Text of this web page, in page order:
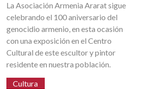
La Asociación Armenia Ararat sigue
celebrando el 100 aniversario del
genocidio armenio, en esta ocasión
con una exposición en el Centro
Cultural de este escultor y pintor
residente en nuestra población.
Cultura